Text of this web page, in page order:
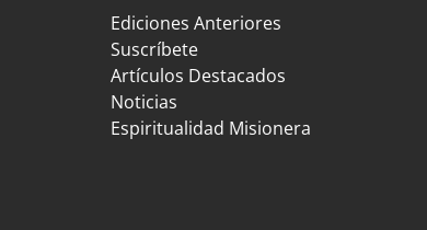
Ediciones Anteriores
Suscríbete
Artículos Destacados
Noticias
Espiritualidad Misionera